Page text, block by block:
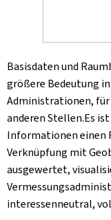
Basisdaten und
größere Bedeutung
Administrationen, für
anderen Stellen.Es
Informationen einen
Verknüpfung mit
ausgewertet,
interessenneutral,